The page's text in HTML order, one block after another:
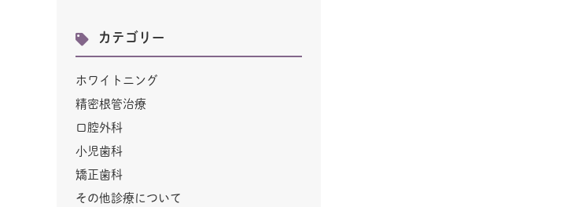
カテゴリー
ホワイトニング
精密根管治療
口腔外科
小児歯科
矯正歯科
その他診療について